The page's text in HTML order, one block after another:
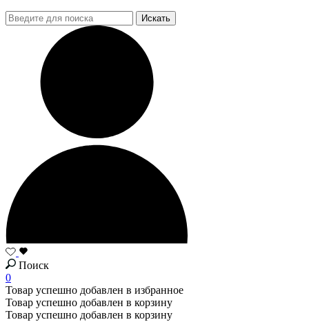
Поиск
0
Товар успешно добавлен в избранное
Товар успешно добавлен в корзину
Товар успешно добавлен в корзину